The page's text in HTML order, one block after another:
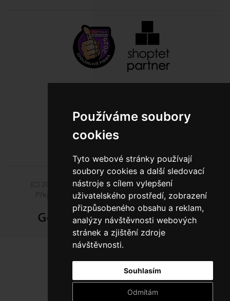
Používáme soubory
cookies
Tyto webové stránky používají
soubory cookies a další sledovací
nástroje s cílem vylepšení
uživatelského prostředí, zobrazení
přizpůsobeného obsahu a reklam,
analýzy návštěvnosti webových
stránek a zjištění zdroje
návštěvnosti.
Souhlasím
Odmítám
BEZPLATNÁ INFOLINKA
(C) 2014 - 2026 Model Obaly a.s.,ISSA CZECH s.r.o.
Přejít na slovenskou pobočku Model Pack Shop